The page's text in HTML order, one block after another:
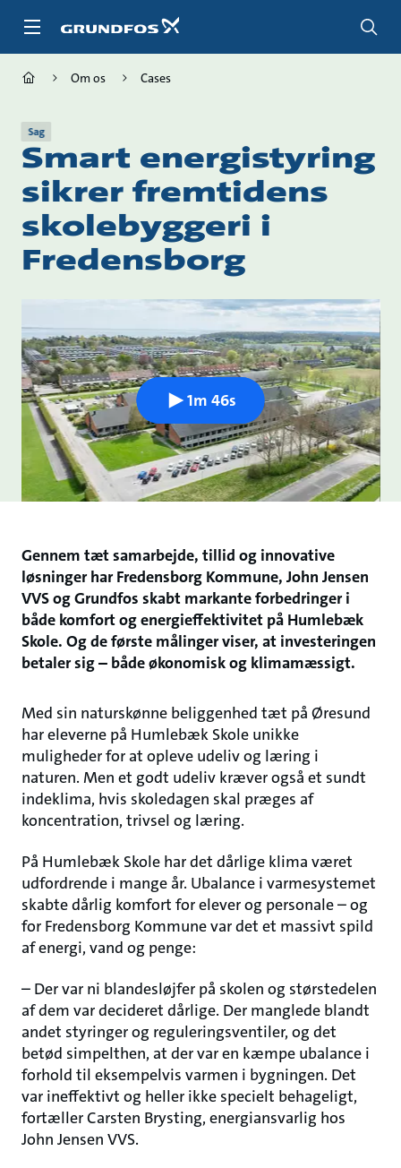
Om os Cases
Sag
Smart energistyring
sikrer fremtidens
skolebyggeri i
Fredensborg
1m 46s
Gennem tæt samarbejde, tillid og innovative
løsninger har Fredensborg Kommune, John Jensen
VVS og Grundfos skabt markante forbedringer i
både komfort og energieffektivitet på Humlebæk
Skole. Og de første målinger viser, at investeringen
betaler sig – både økonomisk og klimamæssigt.
Med sin naturskønne beliggenhed tæt på Øresund
har eleverne på Humlebæk Skole unikke
muligheder for at opleve udeliv og læring i
naturen. Men et godt udeliv kræver også et sundt
indeklima, hvis skoledagen skal præges af
koncentration, trivsel og læring.
På Humlebæk Skole har det dårlige klima været
udfordrende i mange år. Ubalance i varmesystemet
skabte dårlig komfort for elever og personale – og
for Fredensborg Kommune var det et massivt spild
af energi, vand og penge:
– Der var ni blandesløjfer på skolen og størstedelen
af dem var decideret dårlige. Der manglede blandt
andet styringer og reguleringsventiler, og det
betød simpelthen, at der var en kæmpe ubalance i
forhold til eksempelvis varmen i bygningen. Det
var ineffektivt og heller ikke specielt behageligt,
fortæller Carsten Brysting, energiansvarlig hos
John Jensen VVS.